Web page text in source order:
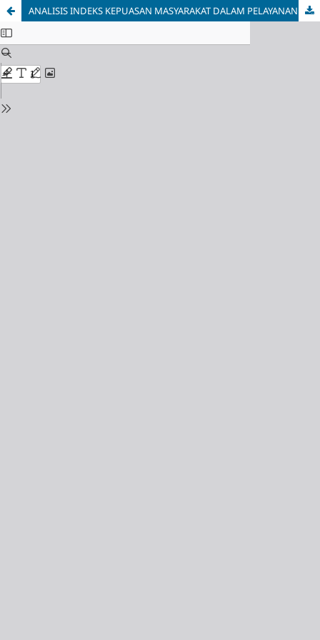
ANALISIS INDEKS KEPUASAN MASYARAKAT DALAM PELAYANAN E-KTP DI KECAMATAN AIR NIPIS KABUPATEN BENGKULU SELATAN